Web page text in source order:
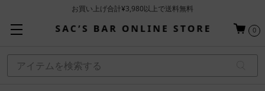
お買い上げ合計¥3,980以上で送料無料
当日～翌営業日を目安に順次発送（一部お取り寄せ商品を除く）
0